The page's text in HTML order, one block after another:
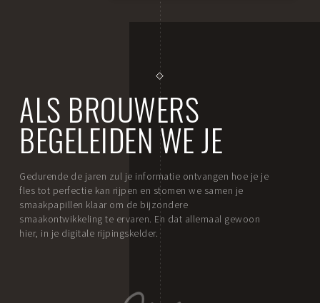
ALS BROUWERS
BEGELEIDEN WE JE
Gedurende de jaren zul je informatie ontvangen hoe je je
fles tot perfectie kan rijpen en stomen we samen je
smaakpapillen klaar om de bijzondere
smaakontwikkeling te ervaren. En dat allemaal gewoon
hier, in je digitale rijpingskelder.